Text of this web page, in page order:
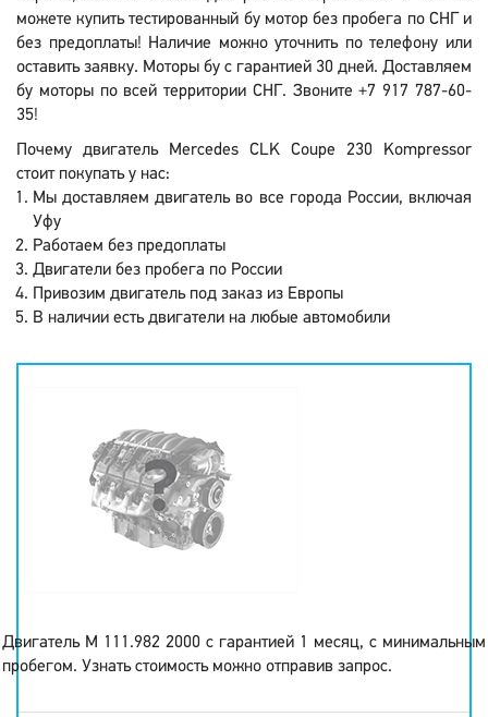
можете купить тестированный бу мотор без пробега по СНГ и
без предоплаты! Наличие можно уточнить по телефону или
оставить заявку. Моторы бу с гарантией 30 дней. Доставляем
бу моторы по всей территории СНГ. Звоните +7 917 787-60-
35!
Почему двигатель Mercedes CLK Coupe 230 Kompressor
стоит покупать у нас:
Мы доставляем двигатель во все города России, включая
Уфу
Работаем без предоплаты
Двигатели без пробега по России
Привозим двигатель под заказ из Европы
В наличии есть двигатели на любые автомобили
Двигатель M 111.982 2000 с гарантией 1 месяц, с минимальным
пробегом. Узнать стоимость можно отправив запрос.